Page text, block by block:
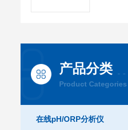
产品分类
Product Categories
在线pH/ORP分析仪